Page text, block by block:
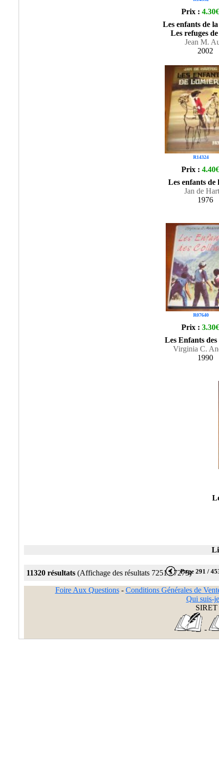
Prix : 4.30€
Les enfants de
Les refuges
Jean M.
2002
R14324
Prix : 4.40€
Les enfants de
Jan de
1976
R07640
Prix : 3.30€
Les Enfants
Virginia C.
1990
11320 résultats (Affichage des résultats 7251 - 7275)Page 291 /
Foire Aux Questions- Conditions Générales de
Qui suis-
SIRET
-